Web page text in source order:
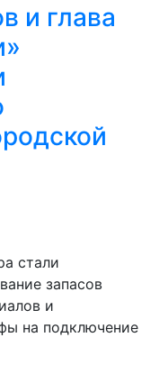
и глава
стали
запасов
и
на подключение